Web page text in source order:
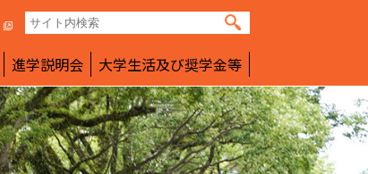
進学説明会 大学生活及び奨学金等